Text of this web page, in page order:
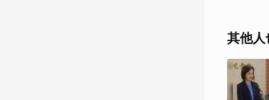
其他人